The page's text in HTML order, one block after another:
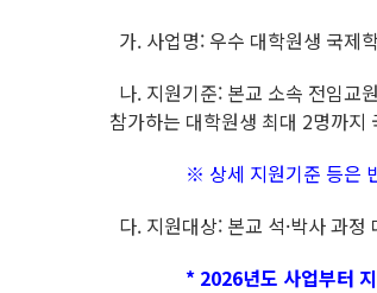
가. 사업명: 우수 대학원생 국제
나. 지원기준: 본교 소속 전임교
참가하는 대학원생 최대 2명까지
※ 상세 지원기준 등은
다. 지원대상: 본교 석·박사 과정
* 2026년도 사업부터